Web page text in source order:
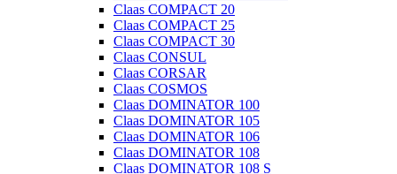
Claas COMPACT 20
Claas COMPACT 25
Claas COMPACT 30
Claas CONSUL
Claas CORSAR
Claas COSMOS
Claas DOMINATOR 100
Claas DOMINATOR 105
Claas DOMINATOR 106
Claas DOMINATOR 108
Claas DOMINATOR 108 S